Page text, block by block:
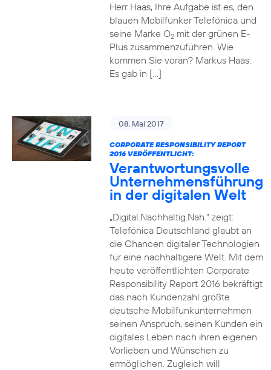
Herr Haas, Ihre Aufgabe ist es, den
blauen Mobilfunker Telefónica und
seine Marke O2mit der grünen E-
Plus zusammenzuführen. Wie
kommen Sie voran? Markus Haas:
Es gab in […]
08. Mai 2017
CORPORATE RESPONSIBILITY REPORT
2016 VERÖFFENTLICHT:
Verantwortungsvolle
Unternehmensführung
in der digitalen Welt
„Digital.Nachhaltig.Nah.“ zeigt:
Telefónica Deutschland glaubt an
die Chancen digitaler Technologien
für eine nachhaltigere Welt. Mit dem
heute veröffentlichten Corporate
Responsibility Report 2016 bekräftigt
das nach Kundenzahl größte
deutsche Mobilfunkunternehmen
seinen Anspruch, seinen Kunden ein
digitales Leben nach ihren eigenen
Vorlieben und Wünschen zu
ermöglichen. Zugleich will